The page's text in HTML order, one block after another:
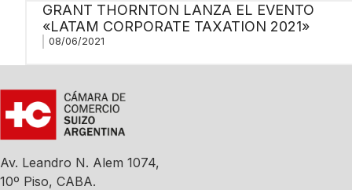
GRANT THORNTON LANZA EL EVENTO
«LATAM CORPORATE TAXATION 2021»
08/06/2021
Av. Leandro N. Alem 1074,
10º Piso, CABA.